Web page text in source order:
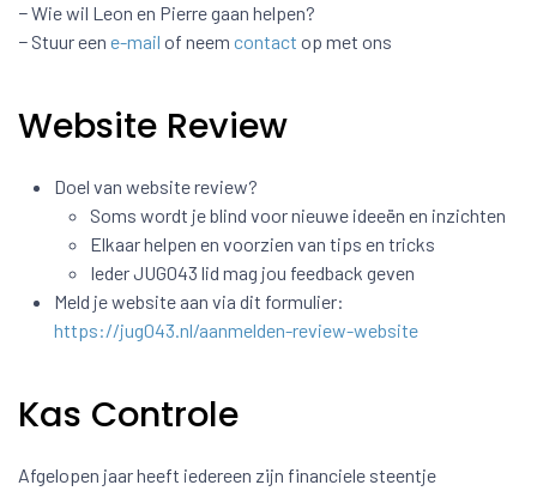
− Wie wil Leon en Pierre gaan helpen?
− Stuur een e-mail of neem contact op met ons
Website Review
Doel van website review?
Soms wordt je blind voor nieuwe ideeën en inzichten
Elkaar helpen en voorzien van tips en tricks
Ieder JUG043 lid mag jou feedback geven
Meld je website aan via dit formulier:
https://jug043.nl/aanmelden-review-website
Kas Controle
Afgelopen jaar heeft iedereen zijn financiele steentje